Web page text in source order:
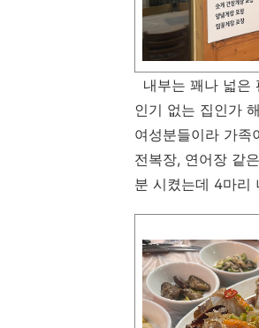
내부는 꽤나 넓은
인기 없는 집인가
여성분들이라 가족
전복장, 연어장 같
분 시켰는데 4마리